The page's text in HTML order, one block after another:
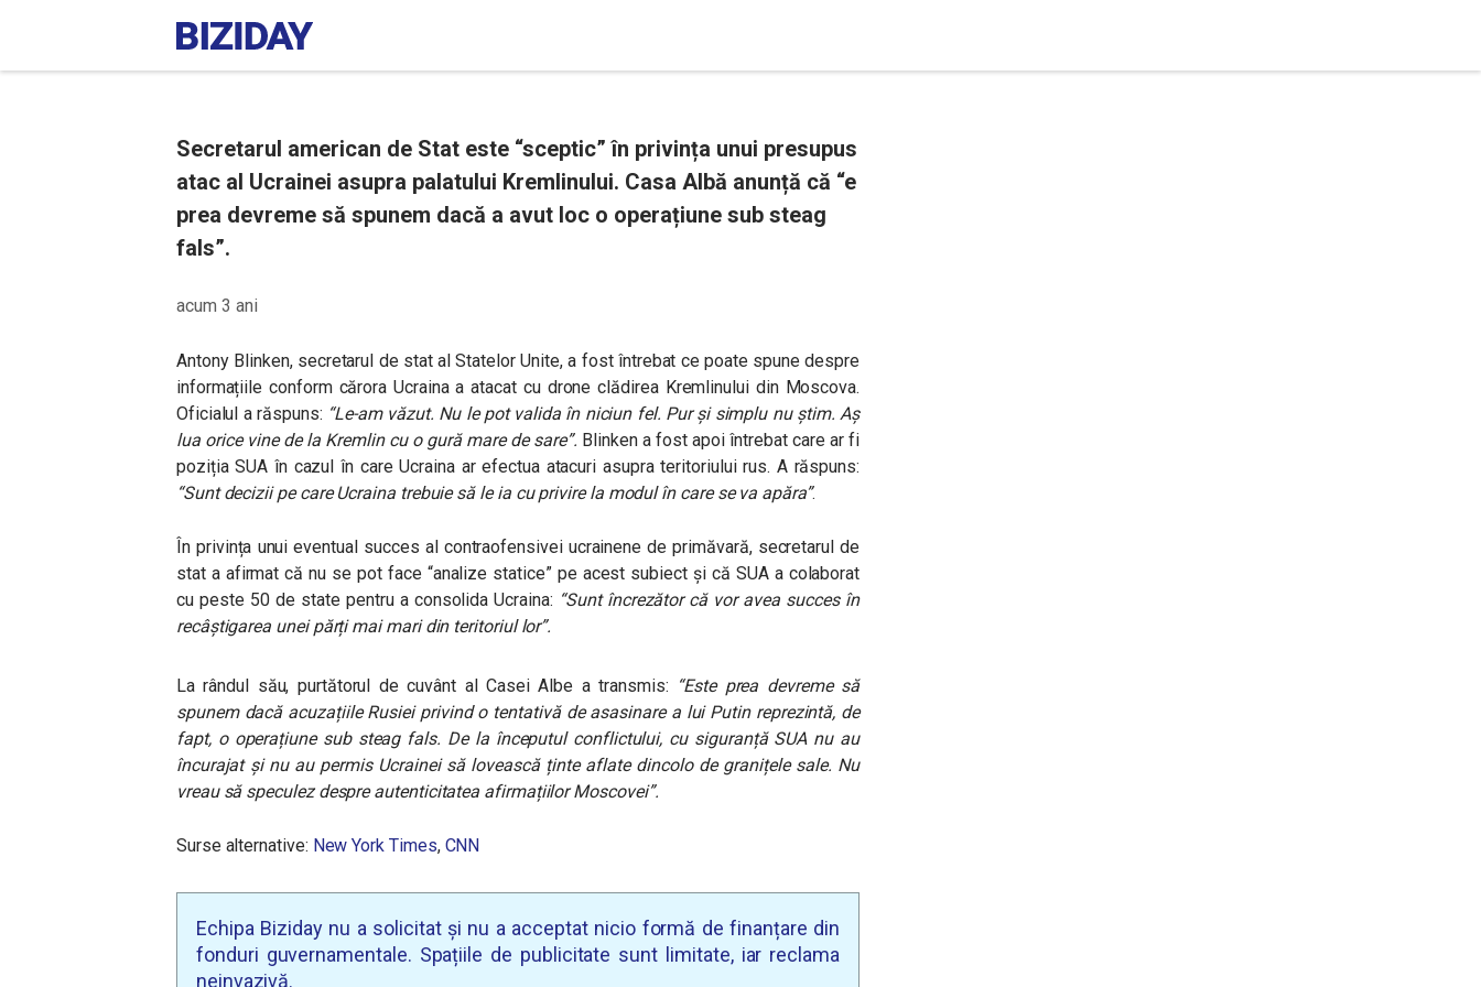
Secretarul american de Stat este “sceptic” în privința unui presupus
atac al Ucrainei asupra palatului Kremlinului. Casa Albă anunță că “e
prea devreme să spunem dacă a avut loc o operațiune sub steag
fals”.
acum 3 ani
Antony Blinken, secretarul de stat al Statelor Unite, a fost întrebat ce poate spune despre
informațiile conform cărora Ucraina a atacat cu drone clădirea Kremlinului din Moscova.
Oficialul a răspuns: “Le-am văzut. Nu le pot valida în niciun fel. Pur și simplu nu știm. Aș
lua orice vine de la Kremlin cu o gură mare de sare”. Blinken a fost apoi întrebat care ar fi
poziția SUA în cazul în care Ucraina ar efectua atacuri asupra teritoriului rus. A răspuns:
“Sunt decizii pe care Ucraina trebuie să le ia cu privire la modul în care se va apăra”.
În privința unui eventual succes al contraofensivei ucrainene de primăvară, secretarul de
stat a afirmat că nu se pot face “analize statice” pe acest subiect și că SUA a colaborat
cu peste 50 de state pentru a consolida Ucraina: “Sunt încrezător că vor avea succes în
recâștigarea unei părți mai mari din teritoriul lor”.
La rândul său, purtătorul de cuvânt al Casei Albe a transmis: “Este prea devreme să
spunem dacă acuzațiile Rusiei privind o tentativă de asasinare a lui Putin reprezintă, de
fapt, o operațiune sub steag fals. De la începutul conflictului, cu siguranță SUA nu au
încurajat și nu au permis Ucrainei să lovească ținte aflate dincolo de granițele sale. Nu
vreau să speculez despre autenticitatea afirmațiilor Moscovei”.
Surse alternative: New York Times, CNN
Echipa Biziday nu a solicitat și nu a acceptat nicio formă de finanțare din
fonduri guvernamentale. Spațiile de publicitate sunt limitate, iar reclama
neinvazivă.